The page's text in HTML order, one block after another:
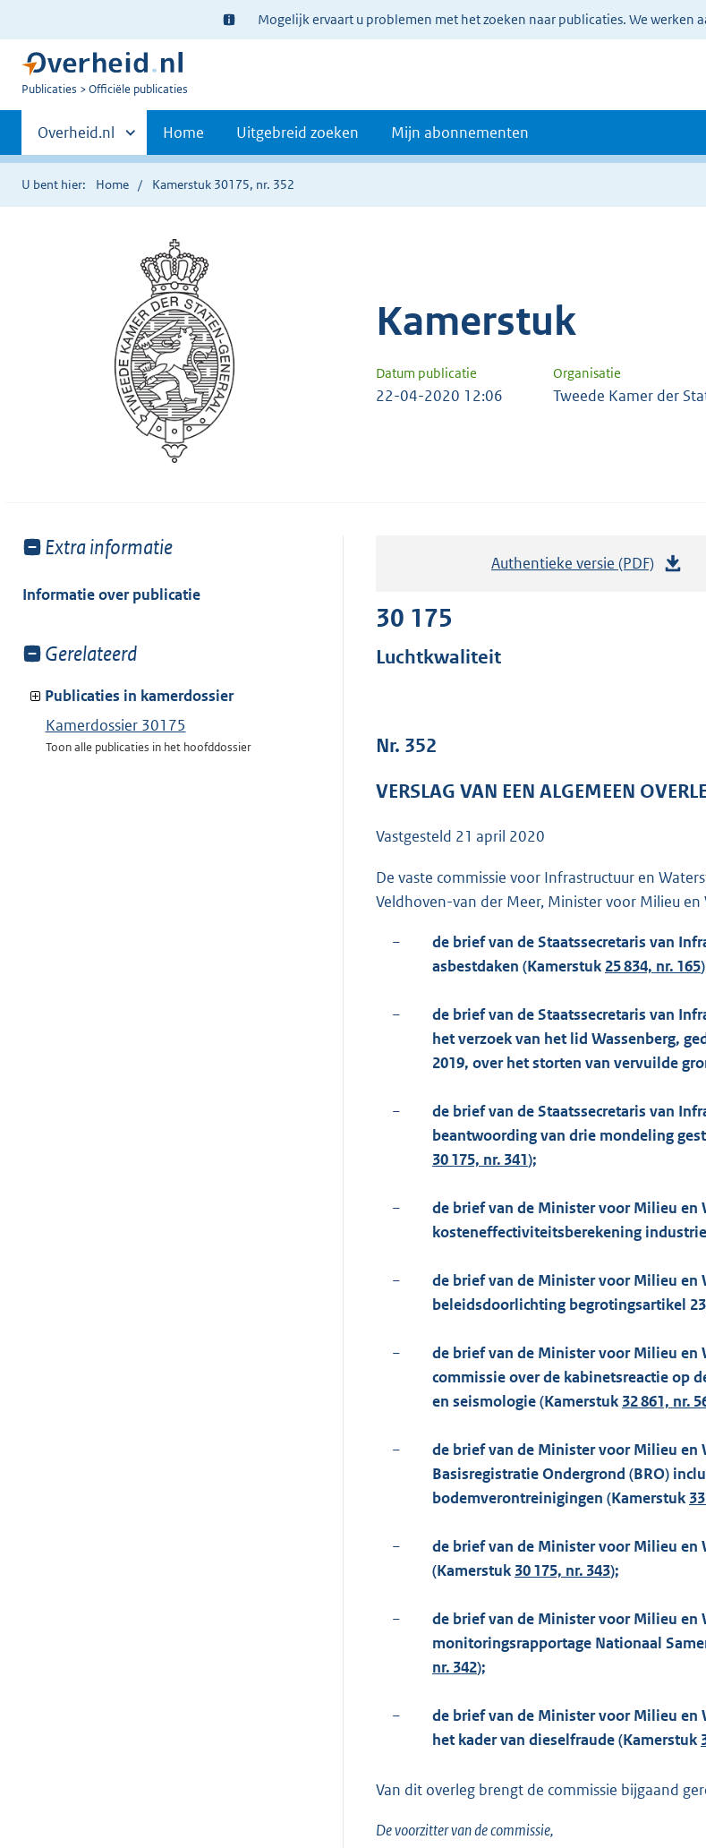
Ter
informatie:
Mogelijk ervaart u problemen met het zoeken naar publicaties. We werken
U
Publicaties Officiële publicaties
Primaire
navigatie
Andere
sites
binnen
Overheid.nl Home Uitgebreid zoeken Mijn abonnementen
U bent hier: Home Kamerstuk 30175, nr. 352
Kamerstuk
Datum publicatie Organisatie
22-04-2020 12:06 Tweede Kamer der
Toon
van:
Extra informatie
Informatie over publicatie
Toon
van:
Gerelateerd
Publicaties in kamerdossier
Kamerdossier 30175
Toon alle publicaties in het hoofddossier
Authentieke versie (PDF)
r
t
e
1
6
K
b
30 175
Luchtkwaliteit
Nr. 352
VERSLAG VAN EEN ALGEMEEN
Vastgesteld 21 april 2020
De vaste commissie voor Infrastructuur en
Veldhoven-van der Meer, Minister voor Milieu en
−
de brief van de Staatssecretaris van
asbestdaken (Kamerstuk 25 834, nr. 165
−
de brief van de Staatssecretaris van
het verzoek van het lid Wassenberg,
2019, over het storten van vervuilde
−
de brief van de Staatssecretaris van
beantwoording van drie mondeling
30 175, nr. 341);
−
de brief van de Minister voor Milieu en
kosteneffectiviteitsberekening
−
de brief van de Minister voor Milieu en
beleidsdoorlichting begrotingsartikel
−
de brief van de Minister voor Milieu en
commissie over de kabinetsreactie op
en seismologie (Kamerstuk 32 861, nr.
−
de brief van de Minister voor Milieu en
Basisregistratie Ondergrond (BRO)
bodemverontreinigingen (Kamerstuk
−
de brief van de Minister voor Milieu en
(Kamerstuk 30 175, nr. 343);
−
de brief van de Minister voor Milieu en
monitoringsrapportage Nationaal
nr. 342);
−
de brief van de Minister voor Milieu en
het kader van dieselfraude (Kamerstuk
Van dit overleg brengt de commissie bijgaand
De voorzitter van de commissie,